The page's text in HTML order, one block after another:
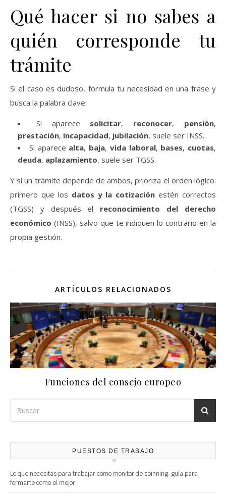
Qué hacer si no sabes a
quién corresponde tu
trámite
Si el caso es dudoso, formula tu necesidad en una frase y
busca la palabra clave:
Si aparece solicitar, reconocer, pensión,
prestación, incapacidad, jubilación, suele ser INSS.
Si aparece alta, baja, vida laboral, bases, cuotas,
deuda, aplazamiento, suele ser TGSS.
Y si un trámite depende de ambos, prioriza el orden lógico:
primero que los datos y la cotización estén correctos
(TGSS) y después el reconocimiento del derecho
económico (INSS), salvo que te indiquen lo contrario en la
propia gestión.
ARTÍCULOS RELACIONADOS
Funciones del consejo europeo
PUESTOS DE TRABAJO
Lo que necesitas para trabajar como monitor de spinning: guía para
formarte como el mejor